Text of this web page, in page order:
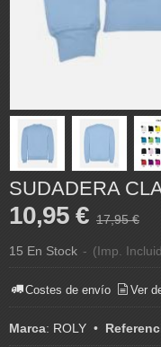
SUDADERA
10,95 € 17,95 €
15 En Stock - (Imp.
Costes de envío Ver
Marca: ROLY •